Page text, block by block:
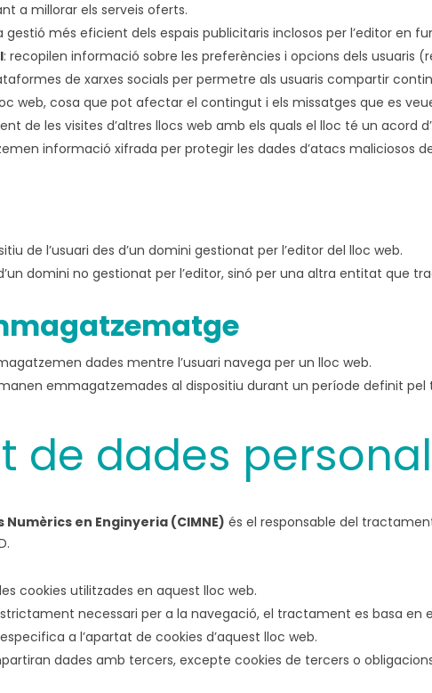
a millorar els serveis oferts.
gestió més eficient dels espais publicitaris inclosos per l’editor en
: recopilen informació sobre les preferències i opcions dels usuaris
de xarxes socials per permetre als usuaris compartir
web, cosa que pot afectar el contingut i els missatges que es
de les visites d’altres llocs web amb els quals el lloc té un acord
informació xifrada per protegir les dades d’atacs maliciosos
de l’usuari des d’un domini gestionat per l’editor del lloc web.
domini no gestionat per l’editor, sinó per una altra entitat que
dades mentre l’usuari navega per un lloc web.
emmagatzemades al dispositiu durant un període definit
de dades
en Enginyeria (CIMNE) és el responsable del
cookies utilitzades en aquest lloc web.
necessari per a la navegació, el tractament es basa en
a l’apartat de cookies d’aquest lloc web.
dades amb tercers, excepte cookies de tercers o